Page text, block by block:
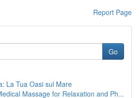
Report Page
Go
La Tua Oasi sul Mare
Massage for Relaxation and Ph...